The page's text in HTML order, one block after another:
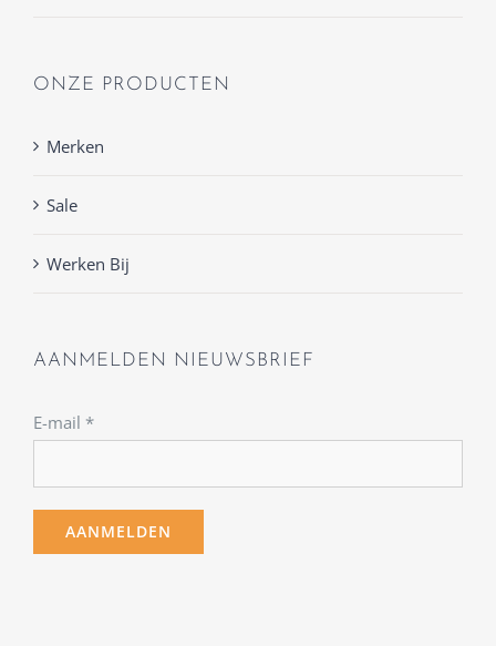
ONZE PRODUCTEN
Merken
Sale
Werken Bij
AANMELDEN NIEUWSBRIEF
E-mail *